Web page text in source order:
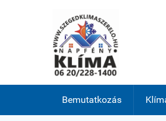
Bemutatkozás